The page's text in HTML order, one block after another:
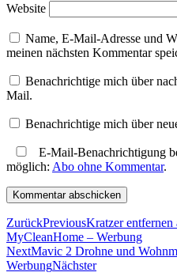
Website
Name, E-Mail-Adresse und
meinen nächsten Kommentar
Benachrichtige mich über
Mail.
Benachrichtige mich über
E-Mail-Benachrichtigung
möglich: Abo ohne Kommentar.
ZurückPreviousKratzer
MyCleanHome – Werbung
NextMavic 2 Drohne und
WerbungNächster